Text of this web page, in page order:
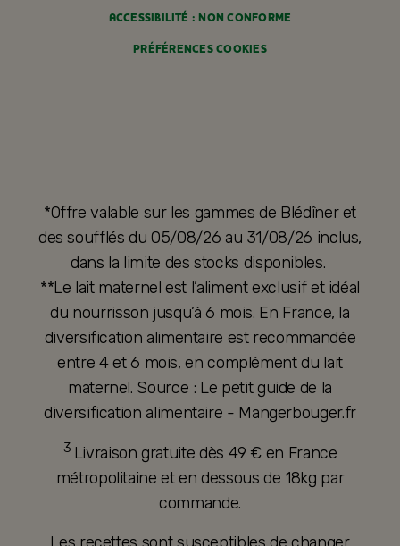
ACCESSIBILITÉ : NON CONFORME
PRÉFÉRENCES COOKIES
*Offre valable sur les gammes de Blédîner et
des soufflés du 05/08/26 au 31/08/26 inclus,
dans la limite des stocks disponibles.
**Le lait maternel est l’aliment exclusif et idéal
du nourrisson jusqu’à 6 mois. En France, la
diversification alimentaire est recommandée
entre 4 et 6 mois, en complément du lait
maternel. Source : Le petit guide de la
diversification alimentaire - Mangerbouger.fr
3 Livraison gratuite dès 49 € en France
métropolitaine et en dessous de 18kg par
commande.